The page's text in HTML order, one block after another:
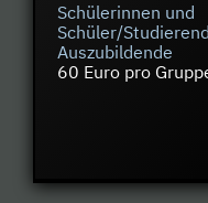
Schülerinnen und
Schüler/
Auszubildende
60 Euro pro